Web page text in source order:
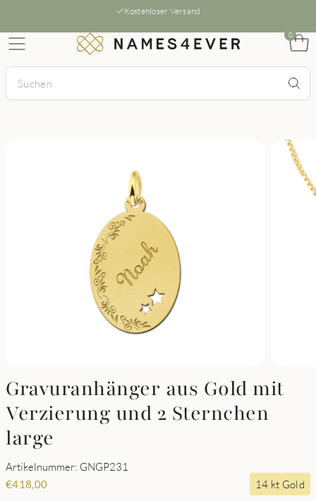
Kostenloser Versand
0
Gravuranhänger aus Gold mit
Verzierung und 2 Sternchen
large
Artikelnummer: GNGP231
€418,00 14 kt Gold